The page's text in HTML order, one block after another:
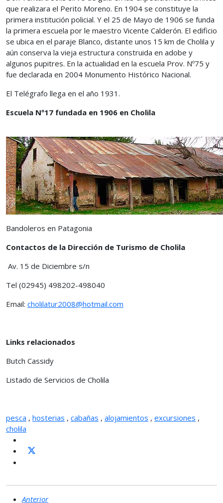
que realizara el Perito Moreno. En 1904 se constituye la
primera institución policial. Y el 25 de Mayo de 1906 se funda
la primera escuela por le maestro Vicente Calderón. El edificio
se ubica en el paraje Blanco, distante unos 15 km de Cholila y
aún conserva la vieja estructura construida en adobe y
algunos pupitres. En la actualidad en la escuela Prov. Nº75 y
fue declarada en 2004 Monumento Histórico Nacional.
El Telégrafo llega en el año 1931.
Escuela Nº17 fundada en 1906 en Cholila
Bandoleros en Patagonia
Contactos de la Dirección de Turismo de Cholila
Av. 15 de Diciembre s/n
Tel (02945) 498202-498040
Email: cholilatur2008@hotmail.com
Links relacionados
Butch Cassidy
Listado de Servicios de Cholila
pesca , hosterias , cabañas , alojamientos , excursiones ,
cholila
Anterior